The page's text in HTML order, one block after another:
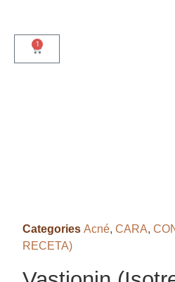
1
Categories Acné, CARA,
RECETA)